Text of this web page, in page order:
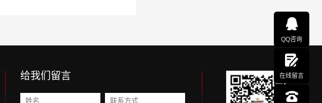
给我们留言
QQ咨询
在线留言